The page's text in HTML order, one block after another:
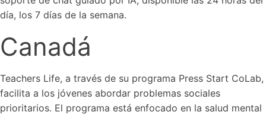
día, los 7 días de la semana.
Canadá
Teachers Life, a través de su programa Press Start CoLab,
facilita a los jóvenes abordar problemas sociales
prioritarios. El programa está enfocado en la salud mental